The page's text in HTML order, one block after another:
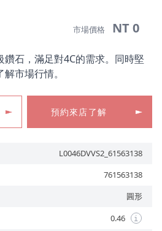
市場價格
NT 0
石，滿足對4C的需求。同時堅
市場行情。
預約來店了解
L0046DVVS2_61563138
761563138
圓形
0.46 i